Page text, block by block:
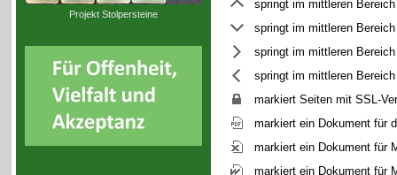
Projekt Stolpersteine
springt im mittleren
springt im mittleren
springt im mittleren
springt im mittleren
markiert Seiten mit SSL-
markiert ein Dokument für
markiert ein Dokument für
markiert ein Dokument für